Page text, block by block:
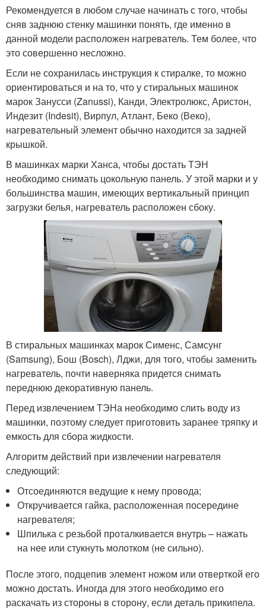
Рекомендуется в любом случае начинать с того, чтобы
сняв заднюю стенку машинки понять, где именно в
данной модели расположен нагреватель. Тем более, что
это совершенно несложно.
Если не сохранилась инструкция к стиралке, то можно
ориентироваться и на то, что у стиральных машинок
марок Занусси (Zanussi), Канди, Электролюкс, Аристон,
Индезит (Indesit), Вирпул, Атлант, Беко (Веко),
нагревательный элемент обычно находится за задней
крышкой.
В машинках марки Ханса, чтобы достать ТЭН
необходимо снимать цокольную панель. У этой марки и у
большинства машин, имеющих вертикальный принцип
загрузки белья, нагреватель расположен сбоку.
В стиральных машинках марок Сименс, Самсунг
(Samsung), Бош (Bosch), Лджи, для того, чтобы заменить
нагреватель, почти наверняка придется снимать
переднюю декоративную панель.
Перед извлечением ТЭНа необходимо слить воду из
машинки, поэтому следует приготовить заранее тряпку и
емкость для сбора жидкости.
Алгоритм действий при извлечении нагревателя
следующий:
Отсоединяются ведущие к нему провода;
Откручивается гайка, расположенная посередине
нагревателя;
Шпилька с резьбой проталкивается внутрь – нажать
на нее или стукнуть молотком (не сильно).
После этого, подцепив элемент ножом или отверткой его
можно достать. Иногда для этого необходимо его
раскачать из стороны в сторону, если деталь прикипела.